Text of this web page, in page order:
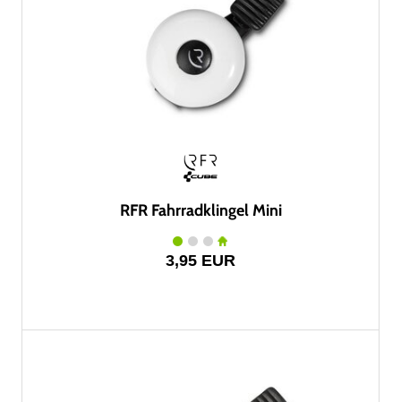
RFR Fahrradklingel Mini
3,95 EUR